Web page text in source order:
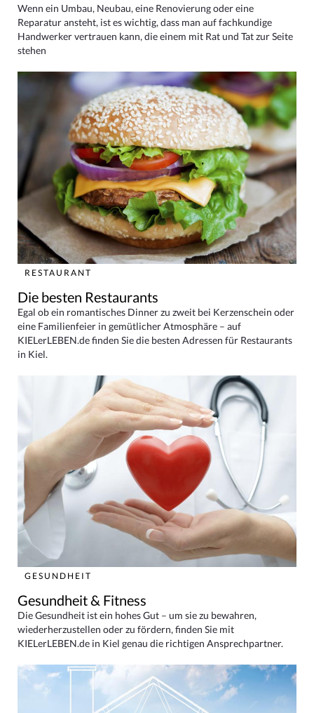
Wenn ein Umbau, Neubau, eine Renovierung oder eine
Reparatur ansteht, ist es wichtig, dass man auf fachkundige
Handwerker vertrauen kann, die einem mit Rat und Tat zur Seite
stehen
RESTAURANT
Die besten Restaurants
Egal ob ein romantisches Dinner zu zweit bei Kerzenschein oder
eine Familienfeier in gemütlicher Atmosphäre – auf
KIELerLEBEN.de finden Sie die besten Adressen für Restaurants
in Kiel.
GESUNDHEIT
Gesundheit & Fitness
Die Gesundheit ist ein hohes Gut – um sie zu bewahren,
wiederherzustellen oder zu fördern, finden Sie mit
KIELerLEBEN.de in Kiel genau die richtigen Ansprechpartner.